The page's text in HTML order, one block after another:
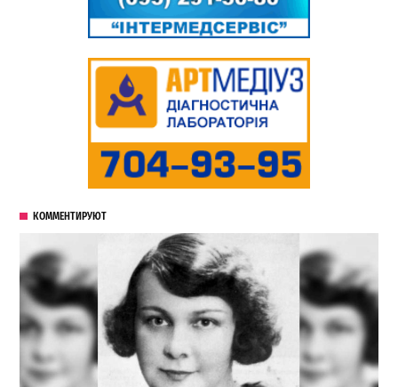
КОММЕНТИРУЮТ